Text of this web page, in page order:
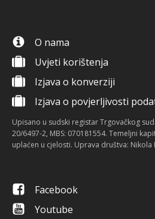
O nama
Uvjeti korištenja
Izjava o konverziji
Izjava o povjerljivosti
Upisano u sudski registar Trgovačkog
20/6497-2, MBS: 070181554. Temeljni
uplaćen u cjelosti. Uprava društva: Nikola
Facebook
Youtube